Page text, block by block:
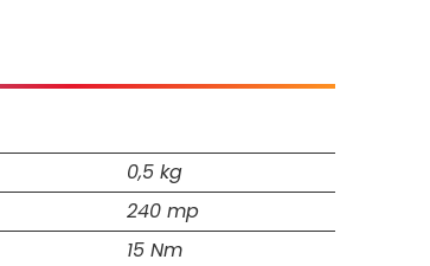
0,5 kg
240 mp
15 Nm